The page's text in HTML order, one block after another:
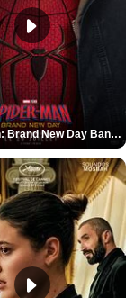
Spider-Man: Brand New Day Bande-annonce VO STFR